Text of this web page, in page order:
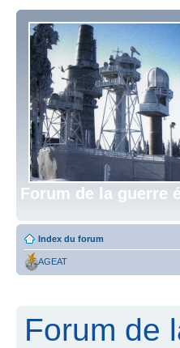
Forum de la guerre
Index du forum
AGEAT
Forum de